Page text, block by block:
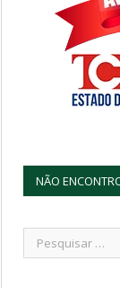
NÃO